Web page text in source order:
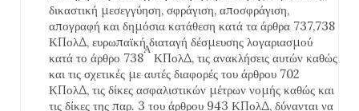
δικαστική μεσεγγύηση, σφράγιση, αποσφράγιση,
απογραφή και δημόσια κατάθεση κατά τα άρθρα 737,738
ΚΠολΔ, ευρωπαϊκή διαταγή δέσμευσης λογαριασμού
κατά το άρθρο 738
Α
ΚΠολΔ, τις ανακλήσεις αυτών καθώς
και τις σχετικές με αυτές διαφορές του άρθρου 702
ΚΠολΔ, τις δίκες ασφαλιστικών μέτρων νομής καθώς και
τις δίκες της παρ. 3 του άρθρου 943 ΚΠολΔ, δύνανται να